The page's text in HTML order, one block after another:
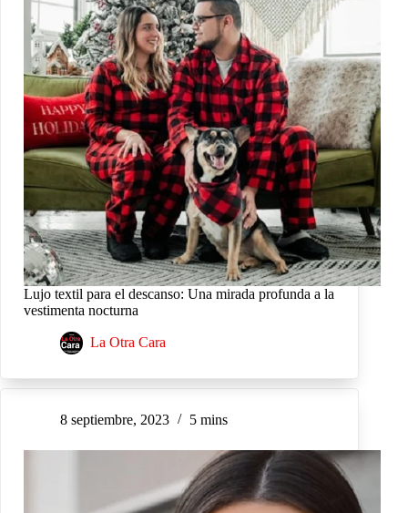
Lujo textil para el descanso: Una mirada profunda a la
vestimenta nocturna
La Otra Cara
8 septiembre, 2023 5 mins